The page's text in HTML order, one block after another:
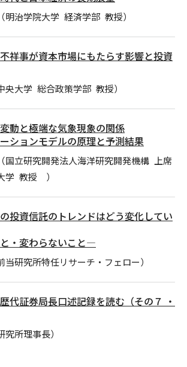
治学院大学 経済学部 教授）
不祥事が資本市場にもたらす影響と投資
大学 総合政策学部 教授）
変動と極端な気象現象の関係
ションモデルの原理と予測結果
立研究開発法人海洋研究開発機構 上席
学 教授 ）
の投資信託のトレンドはどう変化してい
・変わらないこと―
研究所特任リサーチ・フェロー）
歴代証券局長口述記録を読む（その７ ・
所理事長）